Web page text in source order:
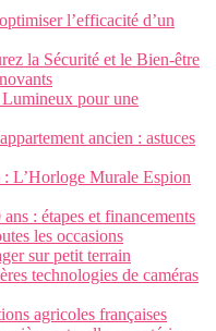
l’efficacité d’un
la Sécurité et le Bien-être
pour une
ancien : astuces
L’Horloge Murale Espion
: étapes et financements
les occasions
sur petit terrain
technologies de caméras
agricoles françaises